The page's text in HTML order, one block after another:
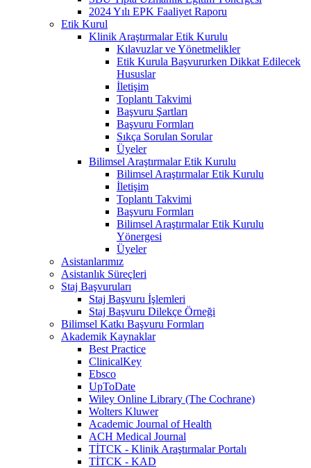
2024 Yılı EPK Faaliyet Raporu
Etik Kurul
Klinik Araştırmalar Etik Kurulu
Kılavuzlar ve Yönetmelikler
Etik Kurula Başvururken Dikkat Edilecek
Hususlar
İletişim
Toplantı Takvimi
Başvuru Şartları
Başvuru Formları
Sıkça Sorulan Sorular
Üyeler
Bilimsel Araştırmalar Etik Kurulu
Bilimsel Araştırmalar Etik Kurulu
İletişim
Toplantı Takvimi
Başvuru Formları
Bilimsel Araştırmalar Etik Kurulu
Yönergesi
Üyeler
Asistanlarımız
Asistanlık Süreçleri
Staj Başvuruları
Staj Başvuru İşlemleri
Staj Başvuru Dilekçe Örneği
Bilimsel Katkı Başvuru Formları
Akademik Kaynaklar
Best Practice
ClinicalKey
Ebsco
UpToDate
Wiley Online Library (The Cochrane)
Wolters Kluwer
Academic Journal of Health
ACH Medical Journal
TİTCK - Klinik Araştırmalar Portalı
TİTCK - KAD